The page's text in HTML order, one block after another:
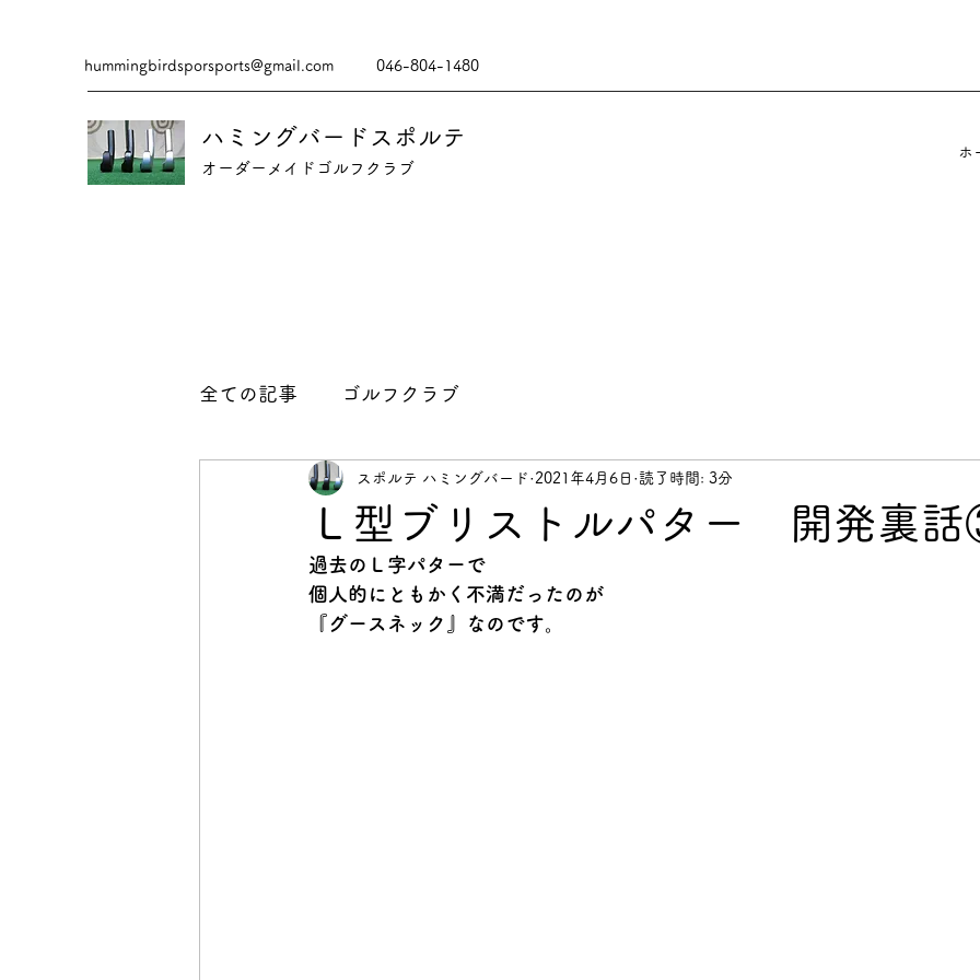
hummingbirdsporsports@gmail.com 046-804-1480
ハミングバードスポルテ
​​オーダーメイドゴルフクラブ
ホ
全ての記事 ゴルフクラブ
Ｌ型ブリストルパター 開発裏
スポルテ ハミングバード 2021年4月6日 読了時間: 3分
過去のＬ字パターで
個人的にともかく不満だったのが
『グースネック』なのです。